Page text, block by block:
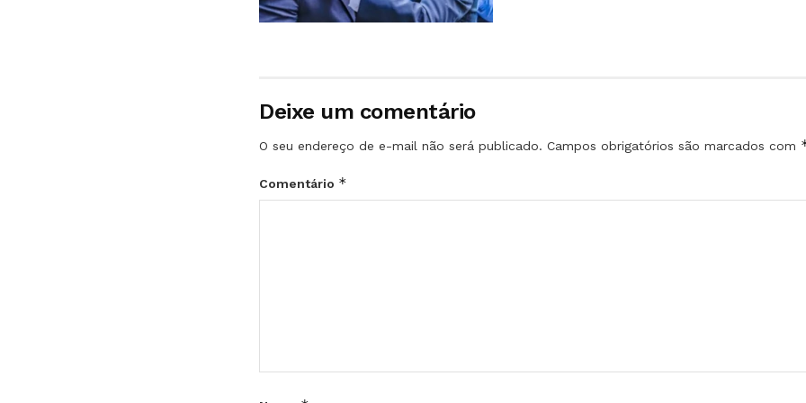
Deixe um comentário
O seu endereço de e-mail não será publicado. Campos obrigatórios são marcados com
Comentário *